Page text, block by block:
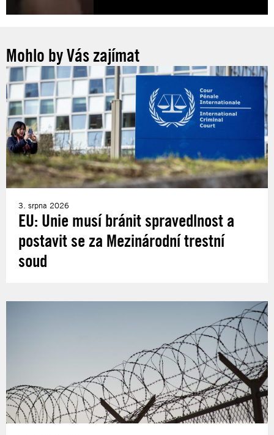
Mohlo by Vás zajímat
3. srpna 2026
EU: Unie musí bránit spravedlnost a
postavit se za Mezinárodní trestní
soud